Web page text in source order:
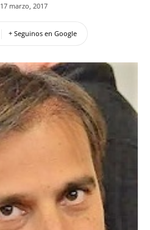
17 marzo, 2017
+ Seguinos en Google